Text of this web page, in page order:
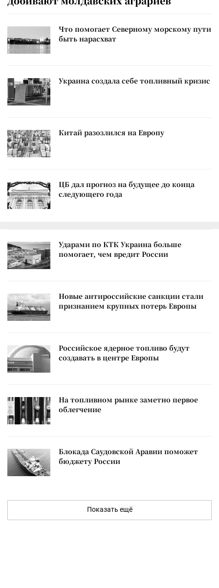
Что помогает Северному морскому пути
быть нарасхват
Украина создала себе топливный кризис
Китай разозлился на Европу
ЦБ дал прогноз на будущее до конца
следующего года
Ударами по КТК Украина больше
помогает, чем вредит России
Новые антироссийские санкции стали
признанием крупных потерь Европы
Российское ядерное топливо будут
создавать в центре Европы
На топливном рынке заметно первое
облегчение
Блокада Саудовской Аравии поможет
бюджету России
Показать ещё